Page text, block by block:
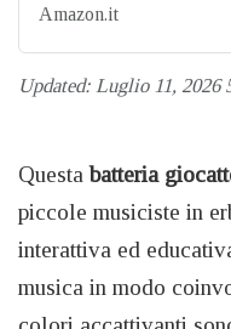
Amazon.it
Updated: Luglio 11, 2026
Questabatteria
piccole musiciste in
interattiva ed
musica in modo